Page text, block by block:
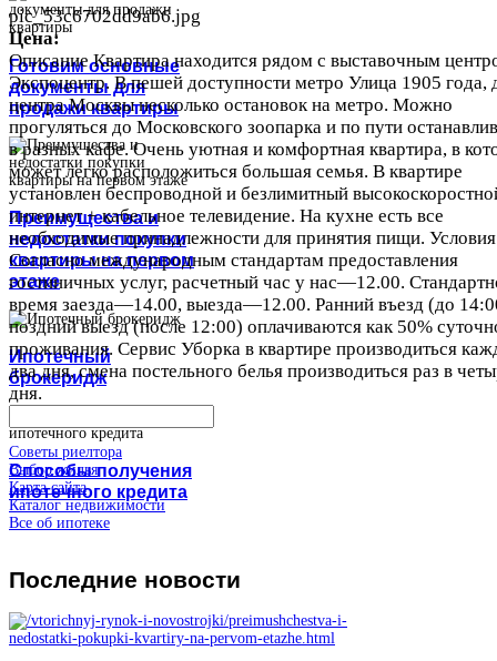
Готовим основные
документы для
продажи квартиры
Преимущества и
недостатки покупки
квартиры на первом
этаже
Ипотечный
брокеридж
Способы получения
ипотечного кредита
pic_53c6702dd9ab6.jpg
Цена:
ОписаниеКвартира находится рядом с выставочным
Экспоцентр. В пешей доступности метро Улица 1905 года,
центра Москвы несколько остановок на метро. Можно
прогуляться до Московского зоопарка и по пути
в разных кафе. Очень уютная и комфортная квартира, в
может легко расположиться большая семья. В квартире
установлен беспроводной и безлимитный
интернет + кабельное телевидение. На кухне есть все
необходимые принадлежности для принятия пищи. Условия
Согласно международным стандартам предоставления
гостиничных услуг, расчетный час у нас—12.00.
время заезда—14.00, выезда—12.00. Ранний въезд (до
поздний выезд (после 12:00) оплачиваются как 50%
проживания. Сервис Уборка в квартире производиться
два дня, смена постельного белья производиться раз в
дня.
Советы риелтора
Выбор жилья
Карта сайта
Каталог недвижимости
Все об ипотеке
Последние новости